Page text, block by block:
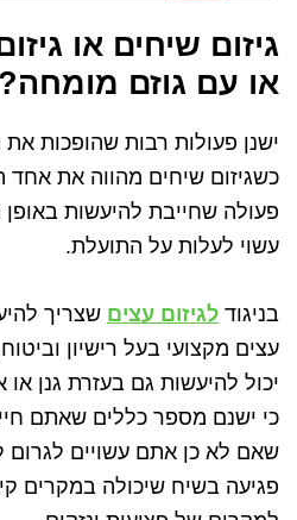
גיזום שיחים או
או עם גוזם מומחה?
ישנן פעולות רבות שהופכות את
כשגיזום שיחים מהווה את אחד
פעולה שחייבת להיעשות באופן
עשוי לעלות על התועלת.
בניגוד לגיזום עצים שצריך
עצים מקצועי בעל רישיון
יכול להיעשות גם בעזרת גנן
כי ישנם מספר כללים שאתם
שאם לא כן אתם עשויים לגרום
פגיעה בשיח שיכולה במקרים